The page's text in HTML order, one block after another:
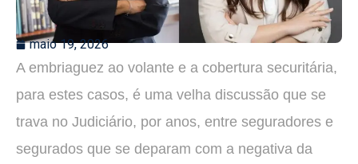
maio 19, 2026
A embriaguez ao volante e a cobertura securitária,
para estes casos, é uma velha discussão que se
trava no Judiciário, por anos, entre seguradores e
segurados que se deparam com a negativa da